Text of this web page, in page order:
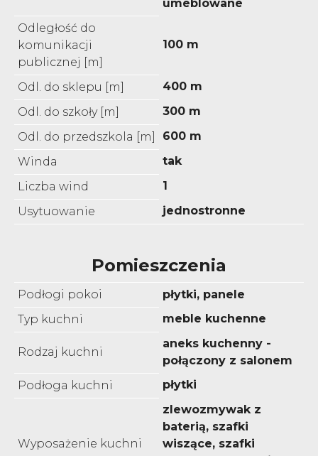
umeblowane
Odległość do
komunikacji
publicznej [m]
100 m
Odl. do sklepu [m]
400 m
Odl. do szkoły [m]
300 m
Odl. do przedszkola [m]
600 m
Winda
tak
Liczba wind
1
Usytuowanie
jednostronne
Pomieszczenia
Podłogi pokoi
płytki, panele
Typ kuchni
meble kuchenne
Rodzaj kuchni
aneks kuchenny -
połączony z salonem
Podłoga kuchni
płytki
Wyposażenie kuchni
zlewozmywak z
baterią, szafki
wiszące, szafki